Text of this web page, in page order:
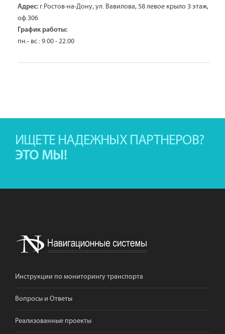
Адрес: г.Ростов-на-Дону, ул. Вавилова, 58 левое крыло 3 этаж,
оф.306
График работы:
пн.- вс.: 9.00 - 22.00
ИЩЕТЕ НАДЕЖНЫХ ПАРТНЕРОВ?
ЭТО МЫ!
Инструкции по мониторингу транспорта
Вопросы и Ответы
Реализованные проекты